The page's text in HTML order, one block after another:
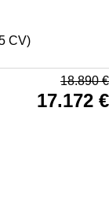
CV)
18.890€
17.172 €